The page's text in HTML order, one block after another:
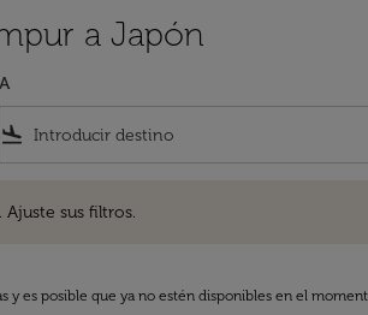
a Japón
A
flight_land
sus filtros.
es posible que ya no estén disponibles en el